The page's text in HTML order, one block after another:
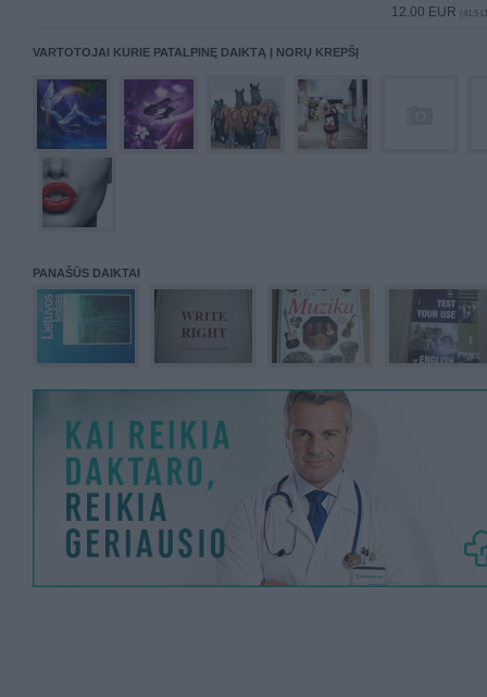
12.00 EUR (41,5
VARTOTOJAI KURIE PATALPINĘ DAIKTĄ Į NORŲ KREPŠĮ
PANAŠŪS DAIKTAI